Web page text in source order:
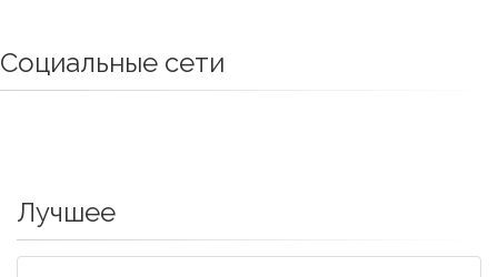
Социальные сети
Лучшее